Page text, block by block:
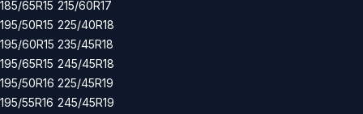
185/65R15
195/50R15
195/60R15
195/65R15
195/50R16
195/55R16
215/60R17
225/40R18
235/45R18
245/45R18
225/45R19
245/45R19